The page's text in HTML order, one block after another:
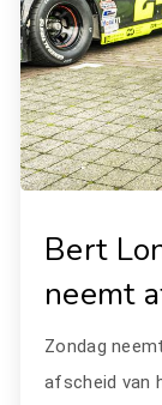
Bert
neemt
Zondag
afscheid van